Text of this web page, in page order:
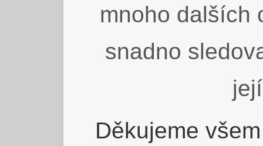
mnoho dalších
snadno
Děkujeme